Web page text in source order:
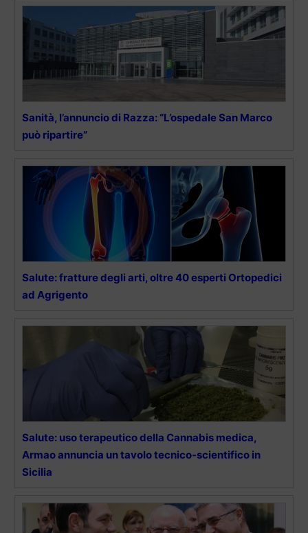
Sanità, l’annuncio di Razza: “L’ospedale San Marco
può ripartire”
Salute: fratture degli arti, oltre 40 esperti Ortopedici
ad Agrigento
Salute: uso terapeutico della Cannabis medica,
Armao annuncia un tavolo tecnico-scientifico in
Sicilia